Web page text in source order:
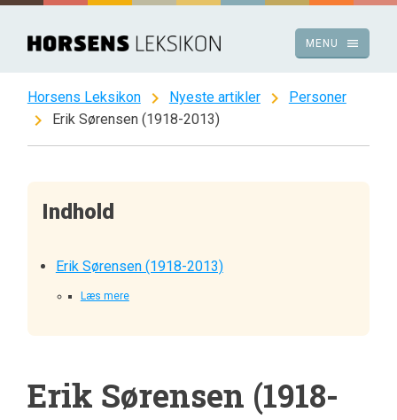
Spring
indhold
menu
MENU
Horsens Leksikon chevron_right Nyeste artikler chevron_right Personer
chevron_right Erik Sørensen (1918-2013)
Indhold
Erik Sørensen (1918-2013)
Læs mere
Erik Sørensen (1918-